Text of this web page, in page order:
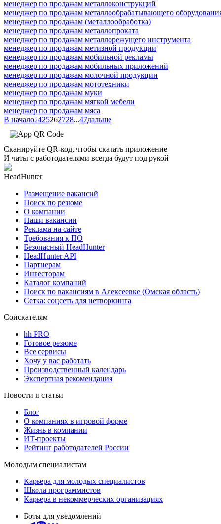
менеджер по продажам металлоконструкций
менеджер по продажам металлообрабатывающего
менеджер по продажам (металлообработка)
менеджер по продажам металлопроката
менеджер по продажам металлорежущего инструмента
менеджер по продажам метизной продукции
менеджер по продажам мобильной рекламы
менеджер по продажам мобильных приложений
менеджер по продажам молочной продукции
менеджер по продажам мототехники
менеджер по продажам муки
менеджер по продажам мягкой мебели
менеджер по продажам мяса
В начало2425262728...47дальше
Сканируйте QR-код, чтобы скачать приложение
И чаты с работодателями всегда будут под рукой
HeadHunter
Размещение вакансий
Поиск по резюме
О компании
Наши вакансии
Реклама на сайте
Требования к ПО
Безопасный HeadHunter
HeadHunter API
Партнерам
Инвесторам
Каталог компаний
Поиск по вакансиям в Алексеевке (Омская область)
Сетка: соцсеть для нетворкинга
Соискателям
hh PRO
Готовое резюме
Все сервисы
Хочу у вас работать
Производственный календарь
Экспертная рекомендация
Новости и статьи
Блог
О компаниях в игровой форме
Жизнь в компании
ИТ-проекты
Рейтинг работодателей России
Молодым специалистам
Карьера для молодых специалистов
Школа программистов
Карьера в некоммерческих организациях
Боты для уведомлений